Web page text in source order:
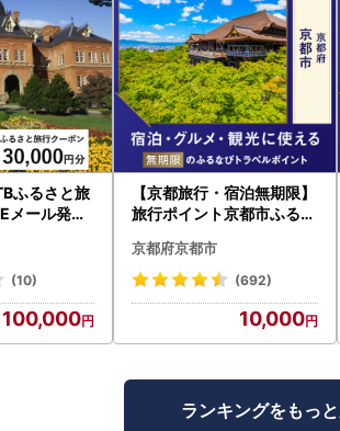
ふるさと旅
メール発行
すすめ JT
(10)
100,000
【京都旅行・宿泊無期限】
旅行ポイント京都市ふるな
京都府京都市
(692)
10,000
ランキングをもっ